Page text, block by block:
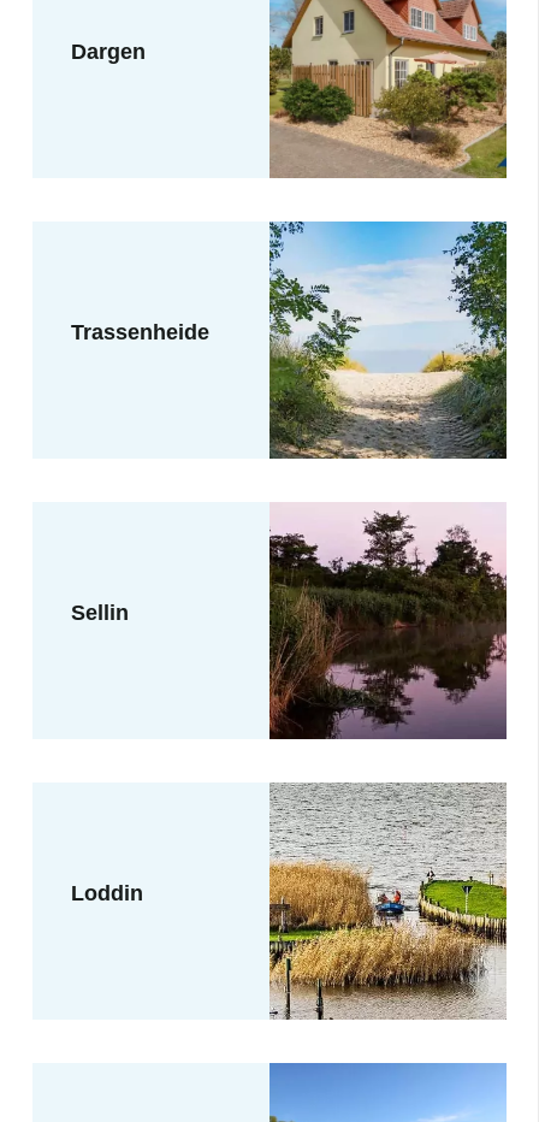
Dargen
Trassenheide
Sellin
Loddin